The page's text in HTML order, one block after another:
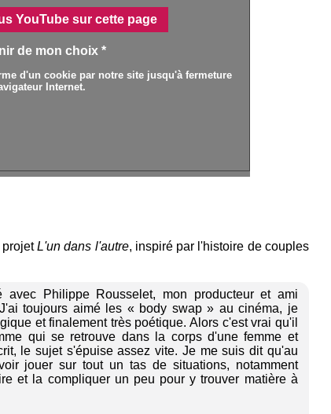
YouTube sur cette page
de mon choix *
d'un cookie par notre site jusqu'à fermeture
Internet.
projetL'un dans l'autre, inspiré par l'histoire de couples
Philippe Rousselet, mon producteur et ami
toujours aimé les « body swap » au cinéma, je
et finalement très poétique. Alors c'est vrai qu'il
qui se retrouve dans la corps d'une femme et
le sujet s'épuise assez vite. Je me suis dit qu'au
jouer sur tout un tas de situations, notamment
et la compliquer un peu pour y trouver matière à